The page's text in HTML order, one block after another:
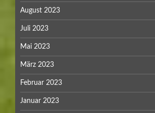
August 2023
Juli 2023
Mai 2023
März 2023
Februar 2023
Januar 2023